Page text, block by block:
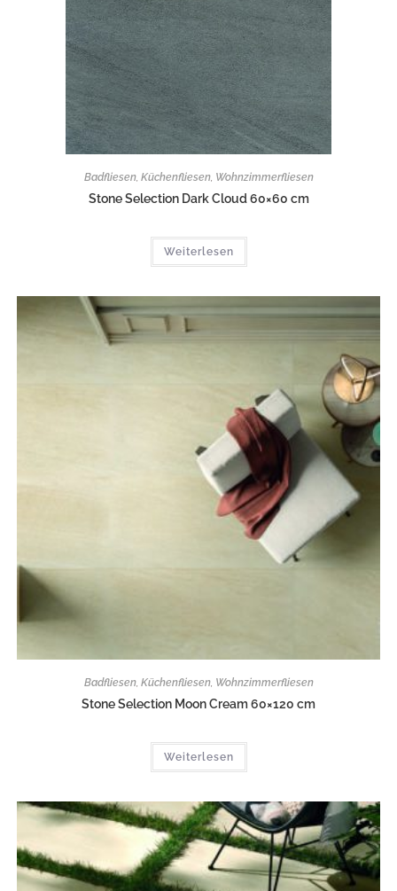
Badfliesen, Küchenfliesen, Wohnzimmerfliesen
Stone Selection Dark Cloud 60×60 cm
Weiterlesen
Badfliesen, Küchenfliesen, Wohnzimmerfliesen
Stone Selection Moon Cream 60×120 cm
Weiterlesen